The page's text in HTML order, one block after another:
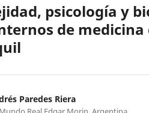
psicología y
de
Paredes Riera